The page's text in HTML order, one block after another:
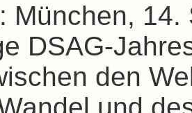
: München, 14.
DSAG-
den